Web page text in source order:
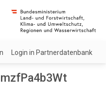
Login in Partnerdatenbank